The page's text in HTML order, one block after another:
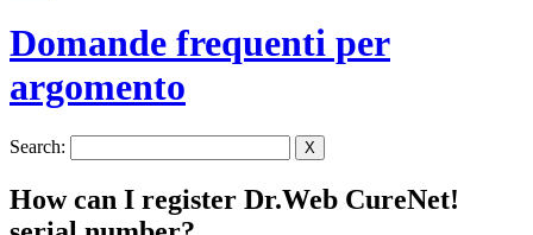
Domande frequenti per
argomento
Search: X
How can I register Dr.Web CureNet!